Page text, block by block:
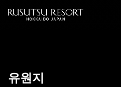
유원지